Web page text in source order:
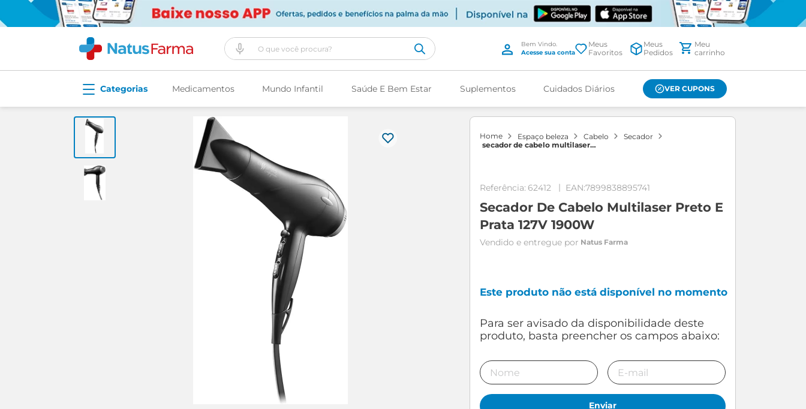
O que você procura?
Meus
Favoritos
Meus
Pedidos
Medicamentos Mundo Infantil Saúde E Bem Estar Suplementos Cuidados Diários VER CUPONS
espaço beleza cabelo
secador
secador de cabelo multilaser
Referência: 62412 7899838895741
Secador De Cabelo Multilaser Preto E
Prata 127V 1900W
Natus Farma
Este produto não está disponível no momento
Enviar